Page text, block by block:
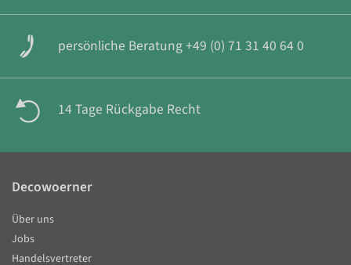
persönliche Beratung +49 (0) 71 31 40 64 0
14 Tage Rückgabe Recht
Decowoerner
Über uns
Jobs
Handelsvertreter